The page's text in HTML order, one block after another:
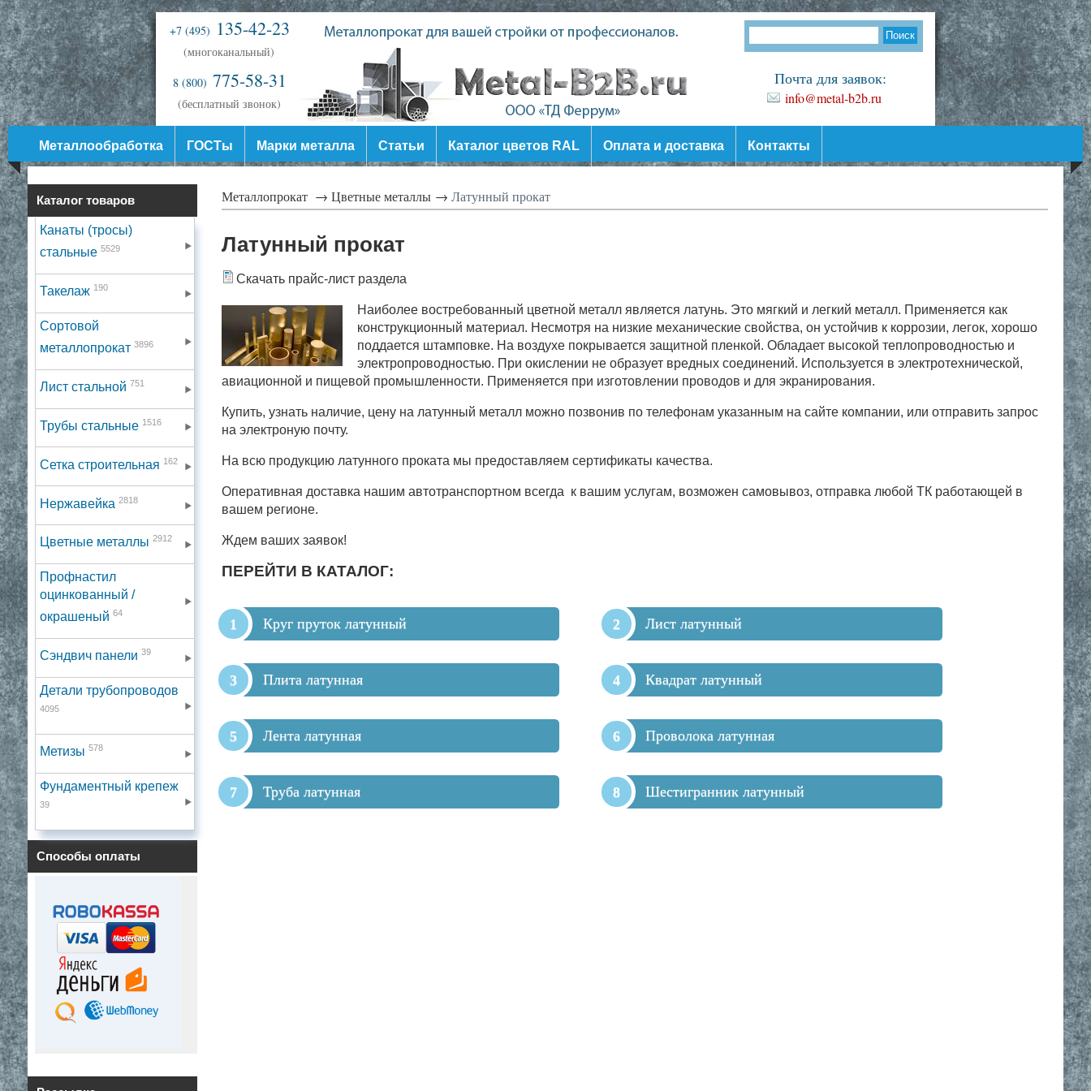
Почта для заявок:
info@metal-b2b.ru
+7 (495) 135-42-23
(многоканальный)
8 (800) 775-58-31
(бесплатный звонок)
Металлообработка ГОСТы Марки металла Статьи Каталог цветов RAL Оплата и доставка Контакты
Каталог товаров
Канаты (тросы)
стальные 5529
Такелаж 190
Сортовой
металлопрокат 3896
Лист стальной 751
Трубы стальные 1516
Сетка строительная 162
Нержавейка 2818
Цветные металлы 2912
Профнастил
оцинкованный /
окрашеный 64
Сэндвич панели 39
Детали трубопроводов
4095
Метизы 578
Фундаментный крепеж
39
Способы оплаты
Металлопрокат → Цветные металлы → Латунный прокат
Латунный прокат
Скачать прайс-лист раздела
Наиболее востребованный цветной металл является латунь. Это мягкий и легкий металл. Применяется как
конструкционный материал. Несмотря на низкие механические свойства, он устойчив к коррозии, легок, хорошо
поддается штамповке. На воздухе покрывается защитной пленкой. Обладает высокой теплопроводностью и
электропроводностью. При окислении не образует вредных соединений. Используется в электротехнической,
авиационной и пищевой промышленности. Применяется при изготовлении проводов и для экранирования.
Купить, узнать наличие, цену на латунный металл можно позвонив по телефонам указанным на сайте компании, или отправить запрос
на электроную почту.
На всю продукцию латунного проката мы предоставляем сертификаты качества.
Оперативная доставка нашим автотранспортном всегда к вашим услугам, возможен самовывоз, отправка любой ТК работающей в
вашем регионе.
Ждем ваших заявок!
ПЕРЕЙТИ В КАТАЛОГ:
Круг пруток латунный Лист латунный
Плита латунная Квадрат латунный
Лента латунная Проволока латунная
Труба латунная Шестигранник латунный